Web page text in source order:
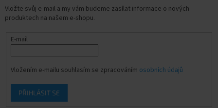
Vložte svůj e-mail a my vám budeme zasílat informace o nových
produktech na našem e-shopu.
E-mail
Vložením e-mailu souhlasím se zpracováním osobních údajů
PŘIHLÁSIT SE